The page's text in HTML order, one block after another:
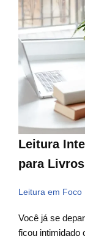
Leitura
para
Leitura em Foco
Você já se
ficou intimidado